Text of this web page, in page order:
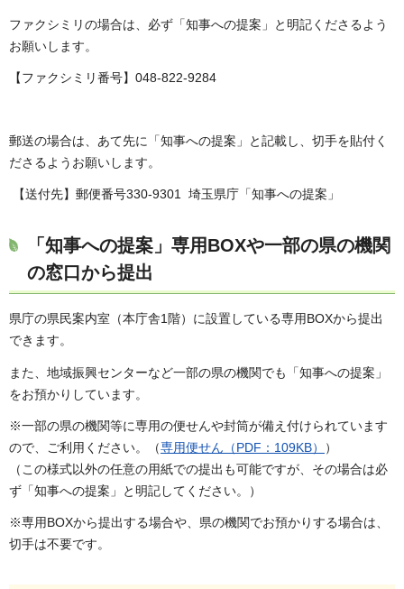
ファクシミリの場合は、必ず「知事への提案」と明記くださるよう
お願いします。
【ファクシミリ番号】048-822-9284
郵送の場合は、あて先に「知事への提案」と記載し、切手を貼付く
ださるようお願いします。
【送付先】郵便番号330-9301 埼玉県庁「知事への提案」
「知事への提案」専用BOXや一部の県の機関
の窓口から提出
県庁の県民案内室（本庁舎1階）に設置している専用BOXから提出
できます。
また、地域振興センターなど一部の県の機関でも「知事への提案」
をお預かりしています。
※一部の県の機関等に専用の便せんや封筒が備え付けられています
ので、ご利用ください。（専用便せん（PDF：109KB）
）
（この様式以外の任意の用紙での提出も可能ですが、その場合は必
ず「知事への提案」と明記してください。）
※専用BOXから提出する場合や、県の機関でお預かりする場合は、
切手は不要です。